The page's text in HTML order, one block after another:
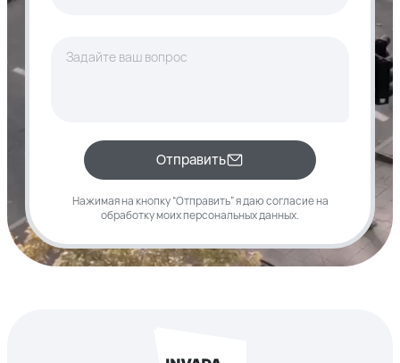
Отправить
Нажимая на кнопку “Отправить” я даю согласиена
обработку моихперсональных данных.